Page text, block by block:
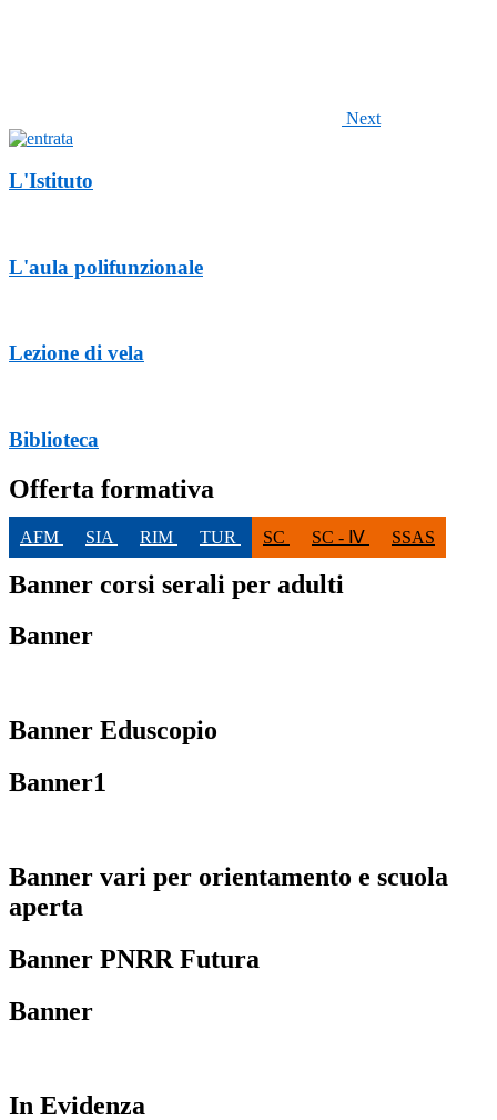
Next
L'Istituto
L'aula polifunzionale
Lezione di vela
Biblioteca
Offerta formativa
AFM SIA RIM TUR SC SC - Ⅳ SSAS
Banner corsi serali per adulti
Banner
Banner Eduscopio
Banner1
Banner vari per orientamento e scuola
aperta
Banner PNRR Futura
Banner
In Evidenza